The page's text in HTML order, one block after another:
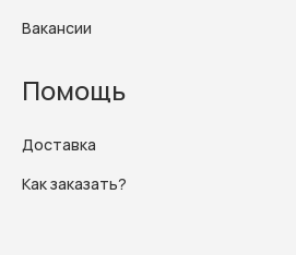
Вакансии
Помощь
Доставка
Как заказать?